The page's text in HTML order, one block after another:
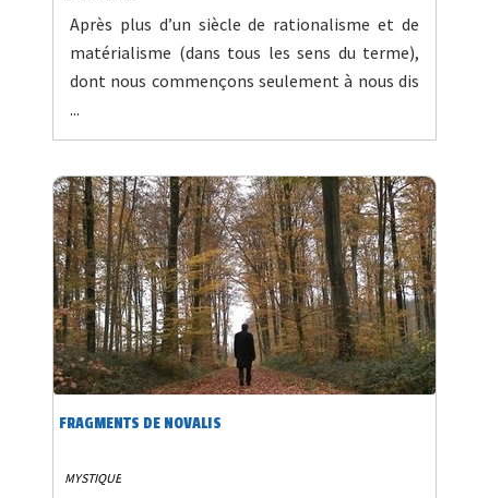
Après plus d’un siècle de rationalisme et de
matérialisme (dans tous les sens du terme),
dont nous commençons seulement à nous dis
...
FRAGMENTS DE NOVALIS
MYSTIQUE